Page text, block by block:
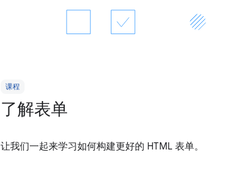
课程
了解表单
让我们一起来学习如何构建更好的 HTML 表单。